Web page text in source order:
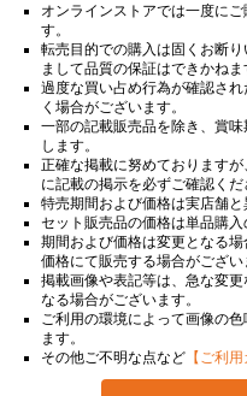
オンラインストアでは一度に
す。
転売目的での購入は固くお断
まして品質の保証はできかねま
過度な買い占め行為が確認さ
く場合がございます。
一部の記載販売品を除き、賞
します。
正確な掲載に努めております
に記載の掲示を必ずご確認くだ
特売期間および価格は実店舗と
セット販売品の価格は単品購入
期間および価格は変更となる
価格にて販売する場合がござい
掲載画像や表記等は、急な変
なる場合がございます。
ご利用の環境によって画像の
ます。
その他ご不明な点など 【ご利用